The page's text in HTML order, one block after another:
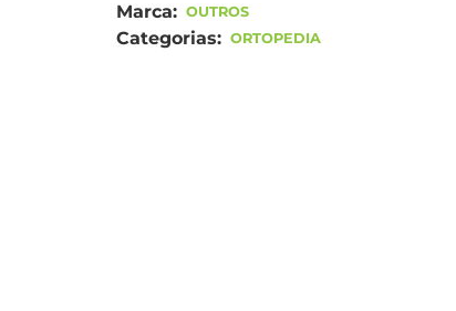
Marca: OUTROS
Categorias: ORTOPEDIA